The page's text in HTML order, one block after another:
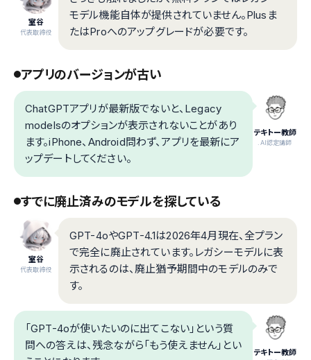
室谷
代表取締役
モデル機能自体が提供されていません。Plusま
たはProへのアップグレードが必要です。
アプリのバージョンが古い
テキトー教師
.AI認定講師
ChatGPTアプリが最新版でないと、Legacy
modelsのオプションが表示されないことがあり
ます。iPhone、Android問わず、アプリを最新にア
ップデートしてください。
すでに廃止済みのモデルを探している
室谷
代表取締役
GPT-4oやGPT-4.1は2026年4月現在、全プラン
で完全に廃止されています。レガシーモデルに表
示されるのは、廃止猶予期間中のモデルのみで
す。
テキトー教師
「GPT-4oが使いたいのに出てこない」という質
問への答えは、残念ながら「もう使えません」とい